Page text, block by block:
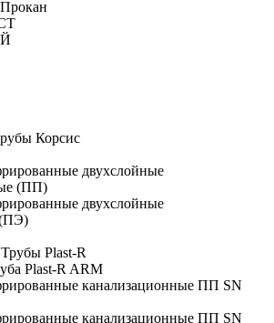
Корсис
двухслойные
(ПП)
двухслойные
(ПЭ)
Plast-R
Plast-R ARM
канализационные ПП SN
канализационные ПП SN